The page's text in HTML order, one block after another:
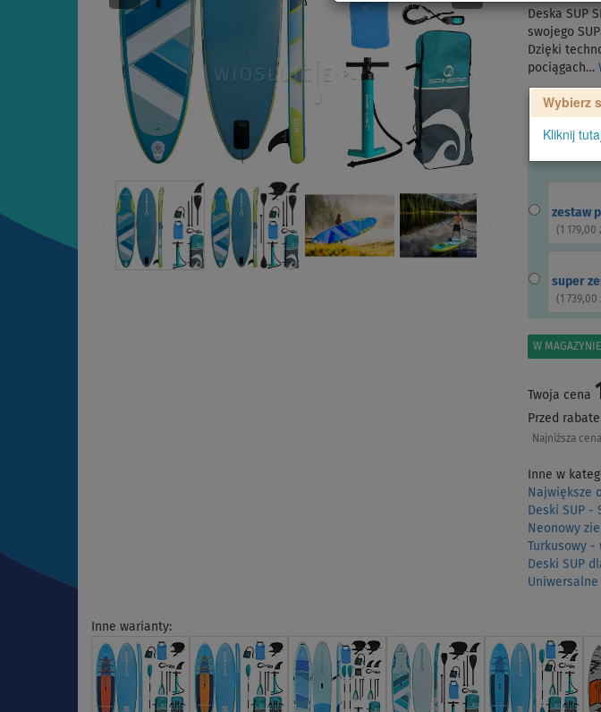
Deska SUP
swojego
Dzięki
pociągach…
Wybierz
Kliknij
zestaw
( 1 179,00
super
( 1 739,00
W MAGAZYNIE
Twoja cena
Przed
Najniższa
Inne w
Największe
Deski SUP -
Neonowy
Turkusowy -
Deski SUP
Uniwersalne
Inne warianty: